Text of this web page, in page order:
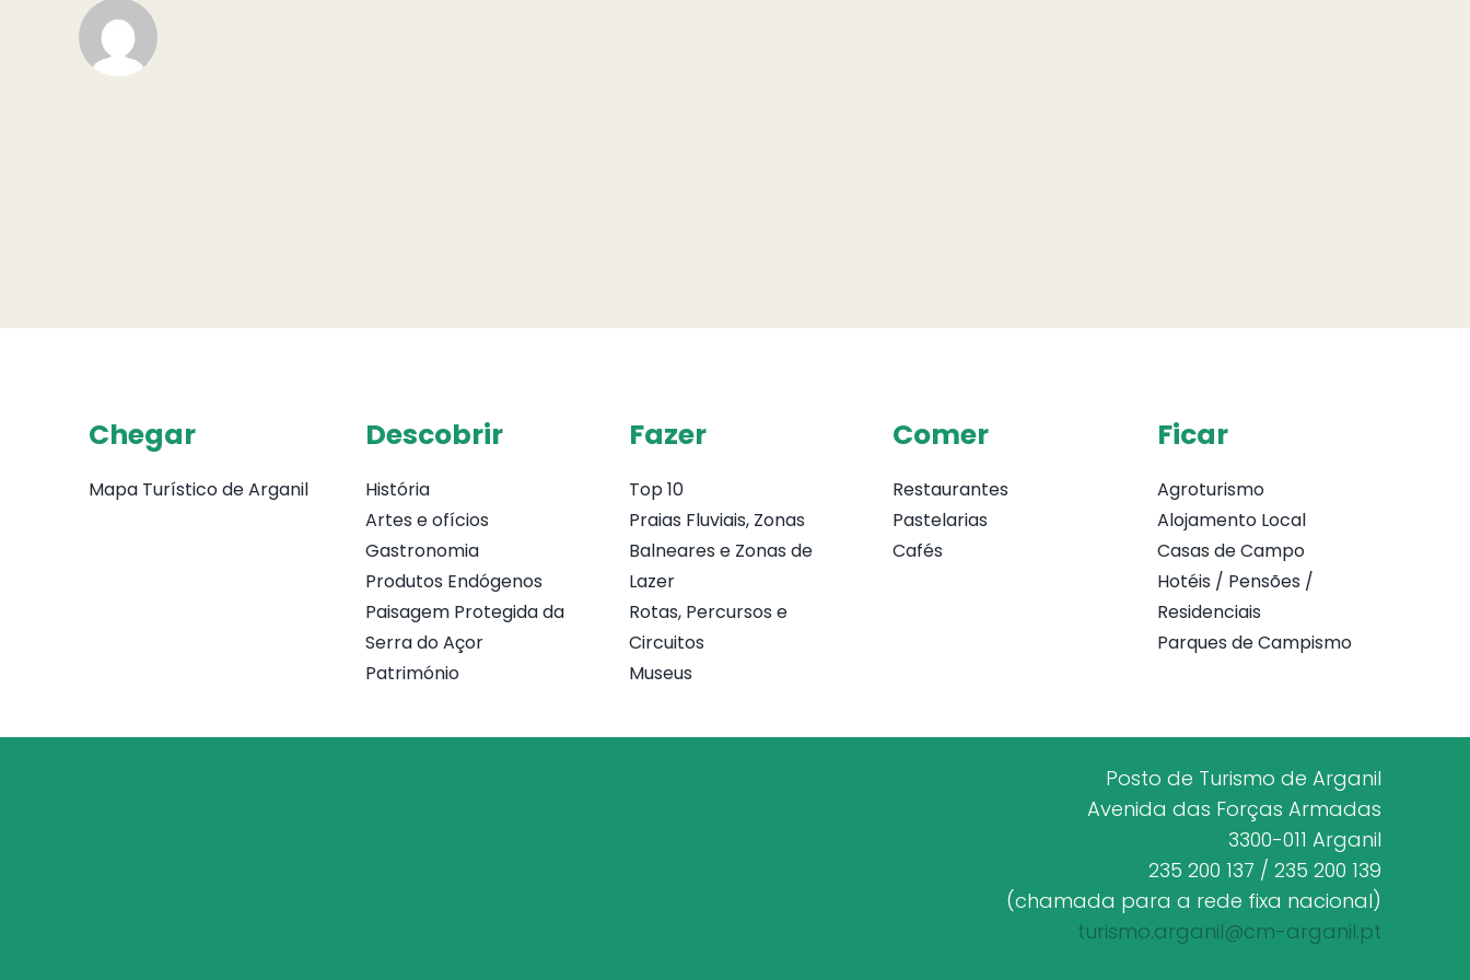
Chegar
Mapa Turístico de Arganil
Descobrir
História
Artes e ofícios
Gastronomia
Produtos Endógenos
Paisagem Protegida da
Serra do Açor
Património
Fazer
Top 10
Praias Fluviais, Zonas
Balneares e Zonas de
Lazer
Rotas, Percursos e
Circuitos
Museus
Comer
Restaurantes
Pastelarias
Cafés
Ficar
Agroturismo
Alojamento Local
Casas de Campo
Hotéis / Pensões /
Residenciais
Parques de Campismo
Posto de Turismo de Arganil
Avenida das Forças Armadas
3300-011 Arganil
235 200 137 / 235 200 139
(chamada para a rede fixa nacional)
turismo.arganil@cm-arganil.pt